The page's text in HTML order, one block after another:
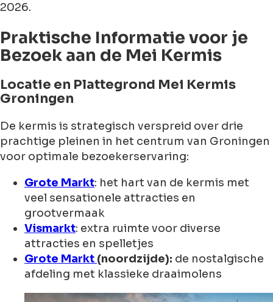
2026.
Praktische Informatie voor je
Bezoek aan de Mei Kermis
Locatie en Plattegrond Mei Kermis
Groningen
De kermis is strategisch verspreid over drie
prachtige pleinen in het centrum van Groningen
voor optimale bezoekerservaring:
Grote Markt: het hart van de kermis met
veel sensationele attracties en
grootvermaak
Vismarkt: extra ruimte voor diverse
attracties en spelletjes
Grote Markt (noordzijde): de nostalgische
afdeling met klassieke draaimolens